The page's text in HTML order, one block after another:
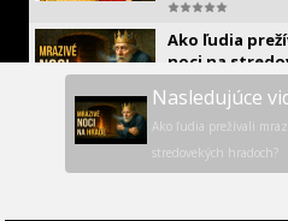
Ako ľudia
noci na
Najhoršie
ľudstva
Nasledujúce
Ako ľudia prežívali
stredovekých hradoch?